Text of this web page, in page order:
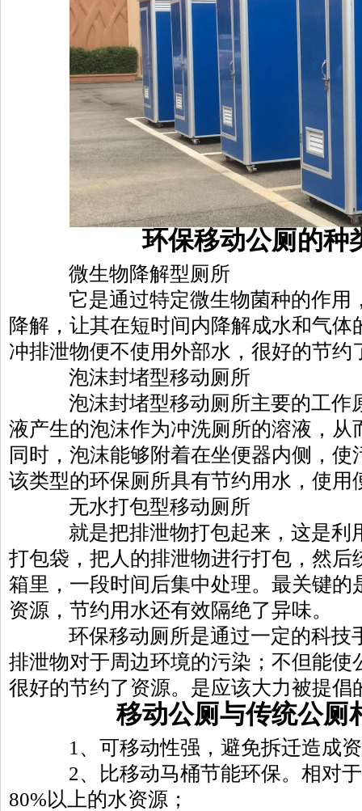
环保移动公厕的种
微生物降解型厕所
它是通过特定微生物菌种的作用
降解，让其在短时间内降解成水和气
冲排泄物便不使用外部水，很好的节约
泡沫封堵型移动厕所
泡沫封堵型移动厕所主要的工作
液产生的泡沫作为冲洗厕所的溶液，从
同时，泡沫能够附着在坐便器内侧，
该类型的环保厕所具有节约用水，使用
无水打包型移动厕所
就是把排泄物打包起来，这是利
打包袋，把人的排泄物进行打包，然后
箱里，一段时间后集中处理。最关键的
资源，节约用水还有效隔绝了异味。
环保移动厕所是通过一定的科技
排泄物对于周边环境的污染；不但能使
很好的节约了资源。是应该大力被提倡
移动公厕与传统公厕
1、可移动性强，避免拆迁造成资
2、比移动马桶节能环保。相对于
80%以上的水资源；